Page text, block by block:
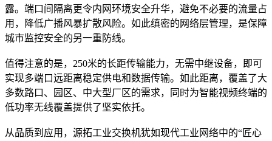
露。端口间隔离更令内网环境安全升华，避免不必要的流量占
用，降低广播风暴扩散风险。如此缜密的网络层管理，是保障
城市监控安全的另一重防线。
值得注意的是，250米的长距传输能力，无需中继设备，即可
实现多端口远距离稳定供电和数据传输。如此距离，覆盖了大
多数路口、园区、中大型厂区的需求，同时为智能视频终端的
低功率无线覆盖提供了坚实依托。
从品质到应用，源拓工业交换机犹如现代工业网络中的“匠心